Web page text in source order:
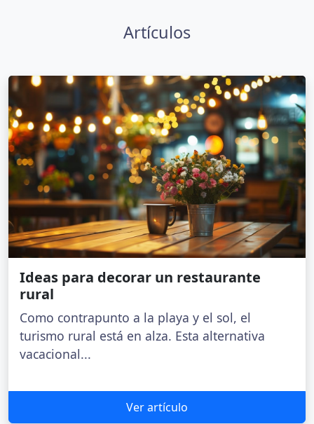
Artículos
Ideas para decorar un restaurante
rural
Como contrapunto a la playa y el sol, el
turismo rural está en alza. Esta alternativa
vacacional...
Ver artículo